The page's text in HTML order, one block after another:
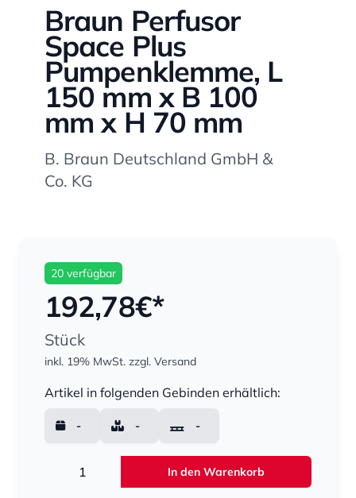
Braun Perfusor
Space Plus
Pumpenklemme, L
150 mm x B 100
mm x H 70 mm
B. Braun Deutschland GmbH &
Co. KG
20 verfügbar
192,78€*
Stück
inkl. 19% MwSt. zzgl. Versand
Artikel in folgenden Gebinden erhältlich:
- - -
In den Warenkorb